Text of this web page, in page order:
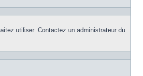
utiliser. Contactez un administrateur du